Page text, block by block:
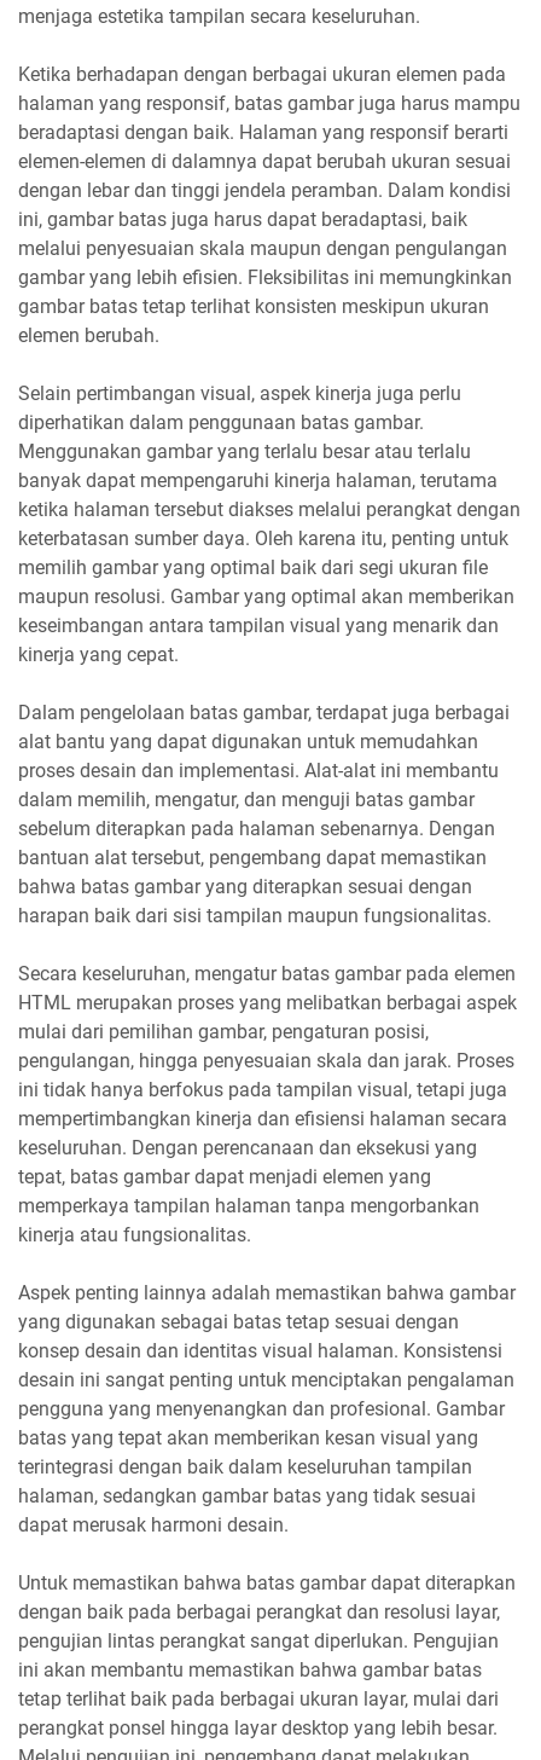
menjaga estetika tampilan secara keseluruhan.
Ketika berhadapan dengan berbagai ukuran elemen pada
halaman yang responsif, batas gambar juga harus mampu
beradaptasi dengan baik. Halaman yang responsif berarti
elemen-elemen di dalamnya dapat berubah ukuran sesuai
dengan lebar dan tinggi jendela peramban. Dalam kondisi
ini, gambar batas juga harus dapat beradaptasi, baik
melalui penyesuaian skala maupun dengan pengulangan
gambar yang lebih efisien. Fleksibilitas ini memungkinkan
gambar batas tetap terlihat konsisten meskipun ukuran
elemen berubah.
Selain pertimbangan visual, aspek kinerja juga perlu
diperhatikan dalam penggunaan batas gambar.
Menggunakan gambar yang terlalu besar atau terlalu
banyak dapat mempengaruhi kinerja halaman, terutama
ketika halaman tersebut diakses melalui perangkat dengan
keterbatasan sumber daya. Oleh karena itu, penting untuk
memilih gambar yang optimal baik dari segi ukuran file
maupun resolusi. Gambar yang optimal akan memberikan
keseimbangan antara tampilan visual yang menarik dan
kinerja yang cepat.
Dalam pengelolaan batas gambar, terdapat juga berbagai
alat bantu yang dapat digunakan untuk memudahkan
proses desain dan implementasi. Alat-alat ini membantu
dalam memilih, mengatur, dan menguji batas gambar
sebelum diterapkan pada halaman sebenarnya. Dengan
bantuan alat tersebut, pengembang dapat memastikan
bahwa batas gambar yang diterapkan sesuai dengan
harapan baik dari sisi tampilan maupun fungsionalitas.
Secara keseluruhan, mengatur batas gambar pada elemen
HTML merupakan proses yang melibatkan berbagai aspek
mulai dari pemilihan gambar, pengaturan posisi,
pengulangan, hingga penyesuaian skala dan jarak. Proses
ini tidak hanya berfokus pada tampilan visual, tetapi juga
mempertimbangkan kinerja dan efisiensi halaman secara
keseluruhan. Dengan perencanaan dan eksekusi yang
tepat, batas gambar dapat menjadi elemen yang
memperkaya tampilan halaman tanpa mengorbankan
kinerja atau fungsionalitas.
Aspek penting lainnya adalah memastikan bahwa gambar
yang digunakan sebagai batas tetap sesuai dengan
konsep desain dan identitas visual halaman. Konsistensi
desain ini sangat penting untuk menciptakan pengalaman
pengguna yang menyenangkan dan profesional. Gambar
batas yang tepat akan memberikan kesan visual yang
terintegrasi dengan baik dalam keseluruhan tampilan
halaman, sedangkan gambar batas yang tidak sesuai
dapat merusak harmoni desain.
Untuk memastikan bahwa batas gambar dapat diterapkan
dengan baik pada berbagai perangkat dan resolusi layar,
pengujian lintas perangkat sangat diperlukan. Pengujian
ini akan membantu memastikan bahwa gambar batas
tetap terlihat baik pada berbagai ukuran layar, mulai dari
perangkat ponsel hingga layar desktop yang lebih besar.